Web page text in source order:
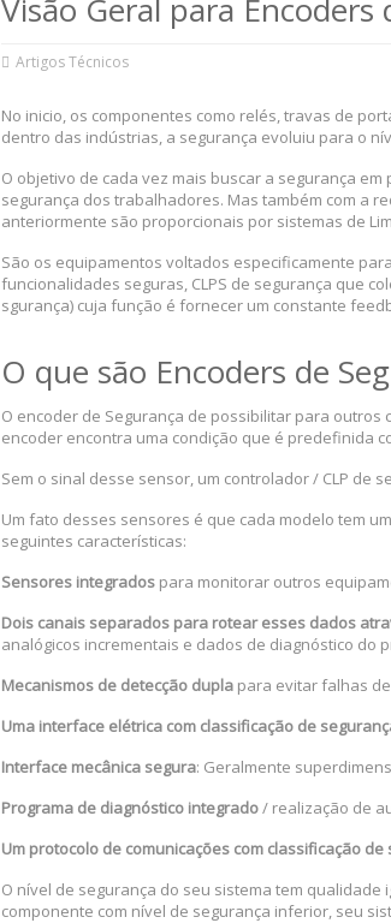
Visão Geral para Encoders
Artigos Técnicos
No inicio, os componentes como relés, travas de
dentro das indústrias, a segurança evoluiu para o
O objetivo de cada vez mais buscar a segurança
segurança dos trabalhadores. Mas também com a
anteriormente são proporcionais por sistemas de
São os equipamentos voltados especificamente
funcionalidades seguras, CLPS de segurança que
sgurança) cuja função é fornecer um constante
O que são Encoders de
O encoder de Segurança de possibilitar para
encoder encontra uma condição que é predefinida
Sem o sinal desse sensor, um controlador / CLP de
Um fato desses sensores é que cada modelo tem
seguintes características:
Sensores integrados para monitorar outros
Dois canais separados para rotear esses dados
analógicos incrementais e dados de diagnóstico do
Mecanismos de detecção dupla para evitar falhas
Uma interface elétrica com classificação de
Interface mecânica segura: Geralmente
Programa de diagnóstico integrado/ realização de
Um protocolo de comunicações com classificação de
O nível de segurança do seu sistema tem qualidade
componente com nível de segurança inferior, seu